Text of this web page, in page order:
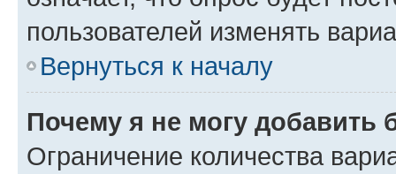
пользователей изменять
Вернуться к началу
Почему я не могу добавить
Ограничение количества